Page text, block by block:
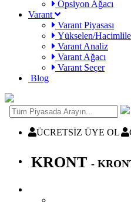
Opsiyon Ağacı
Varant
Varant Piyasası
Yükselen/
Varant Analiz
Varant Ağacı
Varant Seçer
Blog
ÜCRETSİZ ÜYE OL
KRONT -